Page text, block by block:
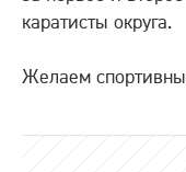
каратисты округа.
Желаем